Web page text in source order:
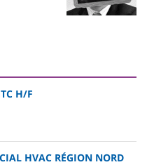
H/F
HVAC RÉGION NORD